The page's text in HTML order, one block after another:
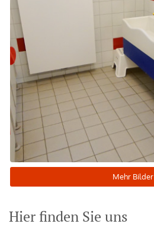
Mehr Bilder
Hier finden Sie uns